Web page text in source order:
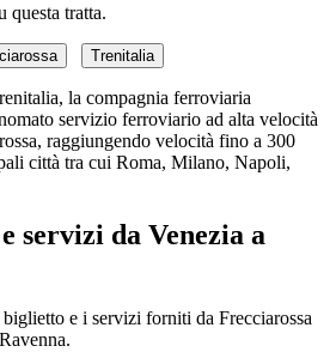
questa tratta.
Trenitalia
la compagnia ferroviaria
servizio ferroviario ad alta velocità
raggiungendo velocità fino a 300
città tra cui Roma, Milano, Napoli,
servizi da Venezia a
e i servizi forniti da Frecciarossa